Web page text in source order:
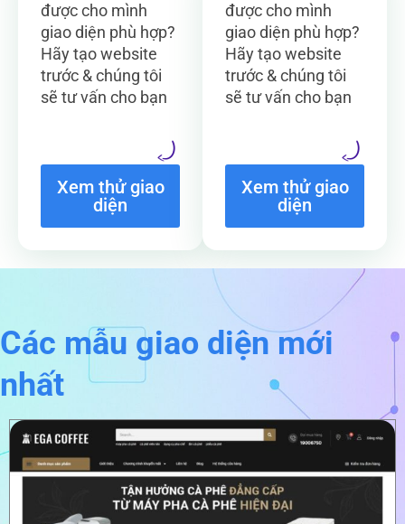
được cho mình
giao diện phù hợp?
Hãy tạo website
trước & chúng tôi
sẽ tư vấn cho bạn
Xem thử giao
diện
được cho mình
giao diện phù hợp?
Hãy tạo website
trước & chúng tôi
sẽ tư vấn cho bạn
Xem thử giao
diện
Các mẫu giao diện mới
nhất